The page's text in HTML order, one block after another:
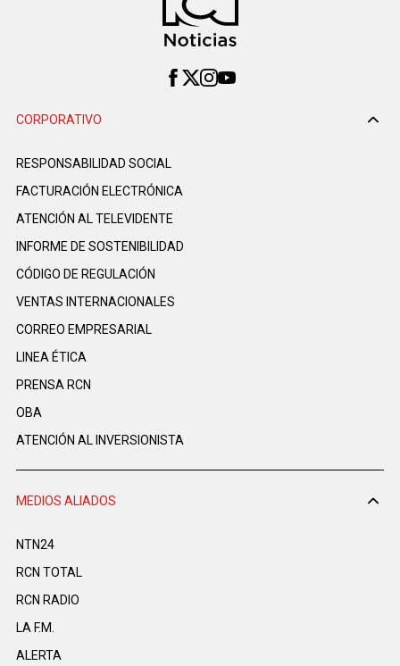
CORPORATIVO
RESPONSABILIDAD SOCIAL
FACTURACIÓN ELECTRÓNICA
ATENCIÓN AL TELEVIDENTE
INFORME DE SOSTENIBILIDAD
CÓDIGO DE REGULACIÓN
VENTAS INTERNACIONALES
CORREO EMPRESARIAL
LINEA ÉTICA
PRENSA RCN
OBA
ATENCIÓN AL INVERSIONISTA
MEDIOS ALIADOS
NTN24
RCN TOTAL
RCN RADIO
LA F.M.
ALERTA